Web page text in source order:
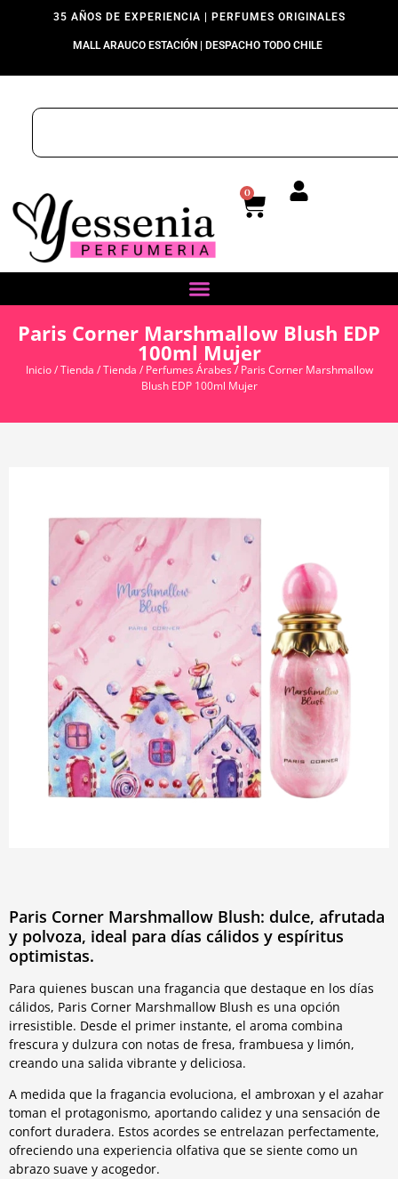
35 AÑOS DE EXPERIENCIA | PERFUMES ORIGINALES
MALL ARAUCO ESTACIÓN | DESPACHO TODO CHILE
0
Paris Corner Marshmallow Blush EDP
100ml Mujer
Inicio/Tienda /Tienda / Perfumes Árabes/ Paris Corner Marshmallow
Blush EDP 100ml Mujer
Paris Corner Marshmallow Blush: dulce, afrutada
y polvoza, ideal para días cálidos y espíritus
optimistas.
Para quienes buscan una fragancia que destaque en los días
cálidos, Paris Corner Marshmallow Blush es una opción
irresistible. Desde el primer instante, el aroma combina
frescura y dulzura con notas de fresa, frambuesa y limón,
creando una salida vibrante y deliciosa.
A medida que la fragancia evoluciona, el ambroxan y el azahar
toman el protagonismo, aportando calidez y una sensación de
confort duradera. Estos acordes se entrelazan perfectamente,
ofreciendo una experiencia olfativa que se siente como un
abrazo suave y acogedor.